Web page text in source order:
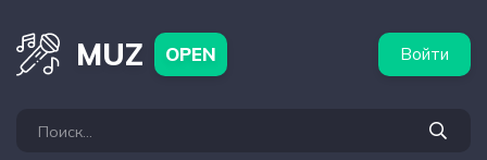
MUZ OPEN Войти
артисты Популярные подборки